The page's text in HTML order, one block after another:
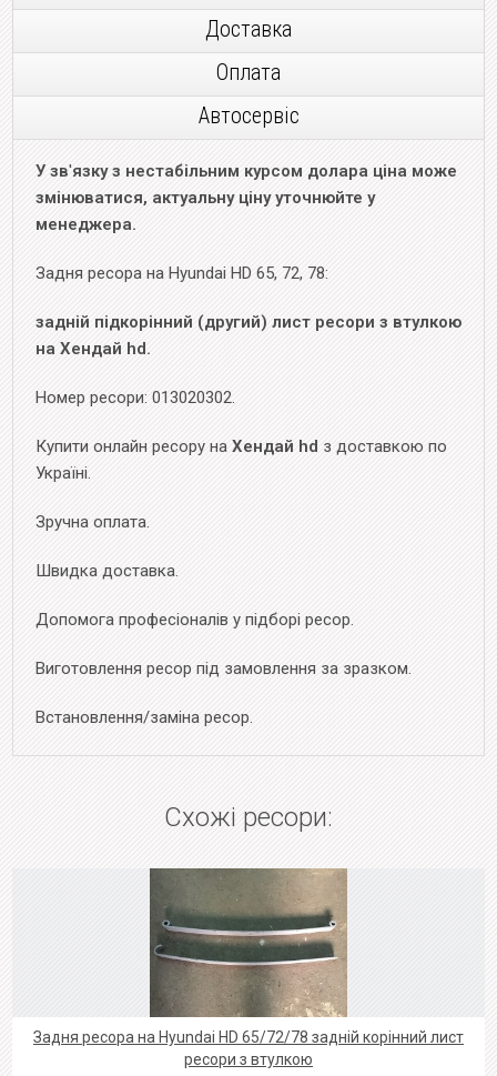
Доставка
Оплата
Автосервіс
У зв'язку з нестабільним курсом долара ціна може
змінюватися, актуальну ціну уточнюйте у
менеджера.
Задня ресора на Hyundai HD 65, 72, 78:
задній підкорінний (другий) лист ресори з втулкою
на Хендай hd.
Номер ресори: 013020302.
Купити онлайн ресору на Хендай hd з доставкою по
Україні.
Зручна оплата.
Швидка доставка.
Допомога професіоналів у підборі ресор.
Виготовлення ресор під замовлення за зразком.
Встановлення/заміна ресор.
Схожі ресори:
Задня ресора на Hyundai HD 65/72/78 задній корінний лист
ресори з втулкою